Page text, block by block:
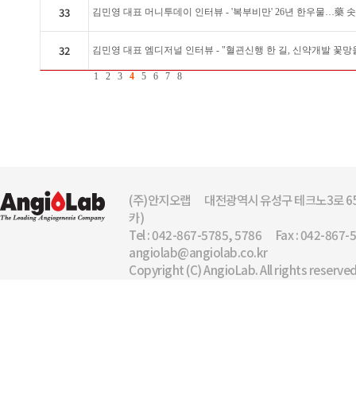
33 김민영 대표 머니투데이 인터뷰 - '복부비만' 26년 한우물…藥
32 김민영 대표 엠디저널 인터뷰 - "혈괸신행 한 길, 신약개발 꽃망
1 2 3 4 5 6 7 8
(주)안지오랩
대전광역시 유성구 테크노3로
카)
Tel : 042-867-5785, 5786
Fax : 042-867-
angiolab@angiolab.co.kr
Copyright (C) AngioLab. All rights